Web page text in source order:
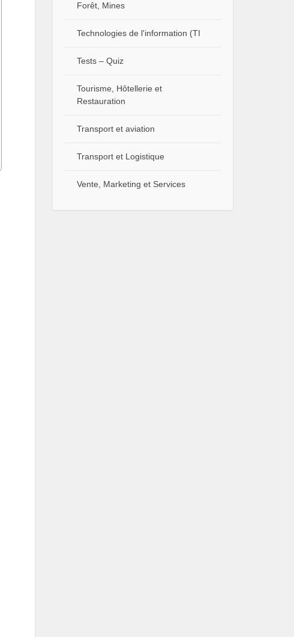
Forêt, Mines
Technologies de l'information (TI
Tests – Quiz
Tourisme, Hôtellerie et
Restauration
Transport et aviation
Transport et Logistique
Vente, Marketing et Services